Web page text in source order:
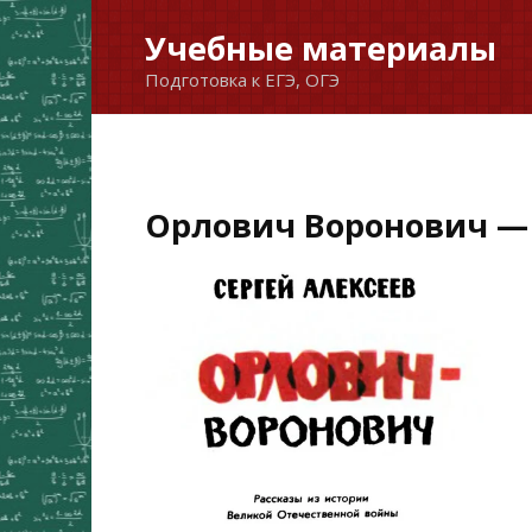
Перейти
содержанию
Учебные материалы
Подготовка к ЕГЭ, ОГЭ
Орлович Воронович —